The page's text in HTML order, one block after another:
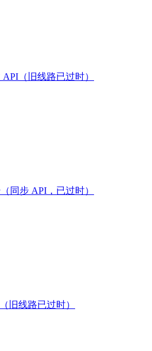
（旧线路已过时）
同步 API，已过时）
旧线路已过时）